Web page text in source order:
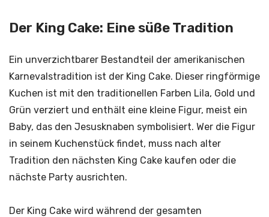
Der King Cake: Eine süße Tradition
Ein unverzichtbarer Bestandteil der amerikanischen
Karnevalstradition ist der King Cake. Dieser ringförmige
Kuchen ist mit den traditionellen Farben Lila, Gold und
Grün verziert und enthält eine kleine Figur, meist ein
Baby, das den Jesusknaben symbolisiert. Wer die Figur
in seinem Kuchenstück findet, muss nach alter
Tradition den nächsten King Cake kaufen oder die
nächste Party ausrichten.
Der King Cake wird während der gesamten